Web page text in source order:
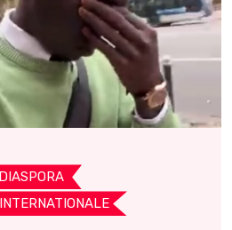
DIASPORA
INTERNATIONALE